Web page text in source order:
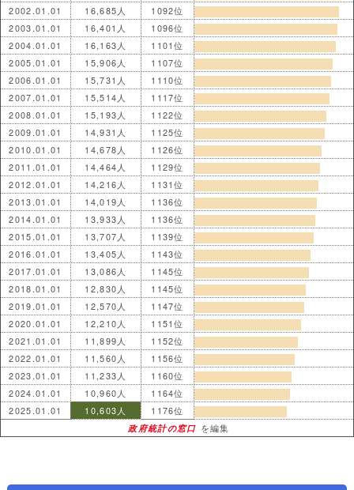
2002.01.01
16,685人
1092位
2003.01.01
16,401人
1096位
2004.01.01
16,163人
1101位
2005.01.01
15,906人
1107位
2006.01.01
15,731人
1110位
2007.01.01
15,514人
1117位
2008.01.01
15,193人
1122位
2009.01.01
14,931人
1125位
2010.01.01
14,678人
1126位
2011.01.01
14,464人
1129位
2012.01.01
14,216人
1131位
2013.01.01
14,019人
1136位
2014.01.01
13,933人
1136位
2015.01.01
13,707人
1139位
2016.01.01
13,405人
1143位
2017.01.01
13,086人
1145位
2018.01.01
12,830人
1145位
2019.01.01
12,570人
1147位
2020.01.01
12,210人
1151位
2021.01.01
11,899人
1152位
2022.01.01
11,560人
1156位
2023.01.01
11,233人
1160位
2024.01.01
10,960人
1164位
2025.01.01
10,603人
1176位
政府統計の窓口 を編集